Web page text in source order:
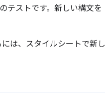
テストです。新しい構文を
は、スタイルシートで新し